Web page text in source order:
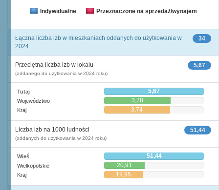
Indywidualne Przeznaczone na sprzedaż/wynajem
34
Łączna liczba izb w mieszkaniach oddanych do użytkowania w
2024
5,67
Przeciętna liczba izb w lokalu
(oddanego do użytkowania w 2024 roku)
Tutaj 5,67
Województwo 3,78
Kraj 3,74
51,44
Liczba izb na 1000 ludności
(oddanych do użytkowania w 2024 roku)
Wieś 51,44
Wielkopolskie 20,91
Kraj 19,95